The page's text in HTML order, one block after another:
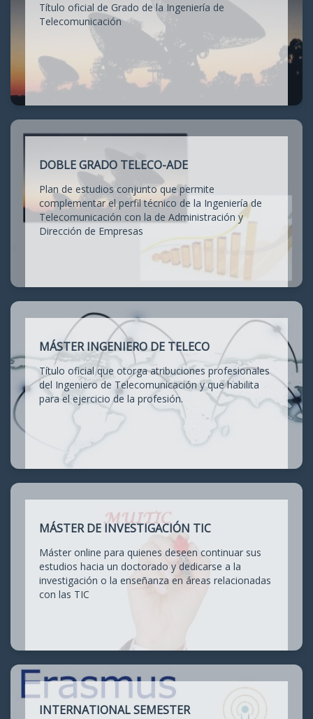
Título oficial de Grado de la Ingeniería de
Telecomunicación
DOBLE GRADO TELECO-ADE
Plan de estudios conjunto que permite
complementar el perfil técnico de la Ingeniería de
Telecomunicación con la de Administración y
Dirección de Empresas
MÁSTER INGENIERO DE TELECO
Título oficial que otorga atribuciones profesionales
del Ingeniero de Telecomunicación y que habilita
para el ejercicio de la profesión.
MÁSTER DE INVESTIGACIÓN TIC
Máster online para quienes deseen continuar sus
estudios hacia un doctorado y dedicarse a la
investigación o la enseñanza en áreas relacionadas
con las TIC
INTERNATIONAL SEMESTER